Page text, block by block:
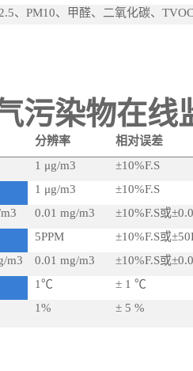
、PM10、甲醛、二氧化碳、
污染物在线
分辨率
相对误差
1 μg/m3
±10%F.S
1 μg/m3
±10%F.S
0.01 mg/m3
±10%F.S或
5PPM
±10%F.S或
m3 0.01 mg/m3
±10%F.S或
1℃
± 1 ℃
1% ± 5 %